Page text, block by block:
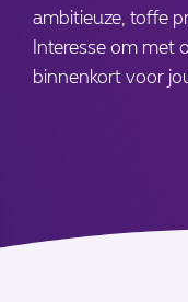
ambitieuze, toffe
Interesse om met
binnenkort voor